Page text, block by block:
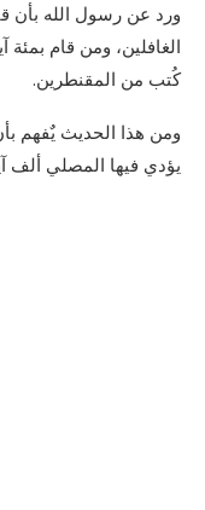
ورد عن رسول الله بأن
الغافلين، ومن قام بمئة
كُتب من المقنطرين.
ومن هذا الحديث يٌفهم
يؤدي فيها المصلي ألف